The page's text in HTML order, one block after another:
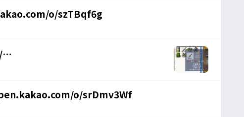
o/szTBqf6g
o/srDmv3Wf